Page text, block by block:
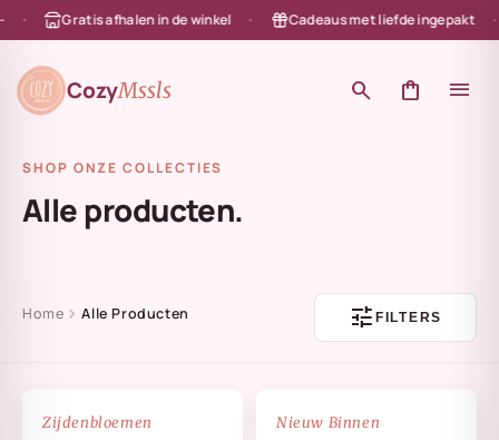
naar de content
Gratis afhalen in de winkel Cadeaus met liefde ingepakt
CozyMssls search shopping_bag menu
SHOP ONZE COLLECTIES
Alle producten.
Home chevron_rightAlle Producten tuneFILTERS
Zijdenbloemen NIEUW
Nieuw Binnen